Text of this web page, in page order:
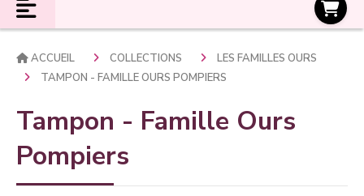
ACCUEIL COLLECTIONS
LES FAMILLES OURS
TAMPON - FAMILLE OURS POMPIERS
Tampon - Famille Ours
Pompiers